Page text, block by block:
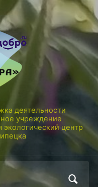
деятельности
учреждение
экологический центр